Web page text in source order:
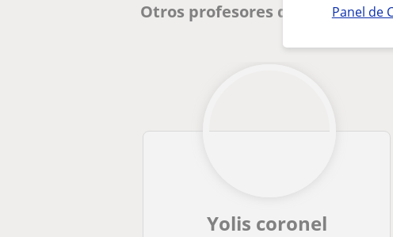
Panel de
Otros profesores de Primaria
Yolis coronel